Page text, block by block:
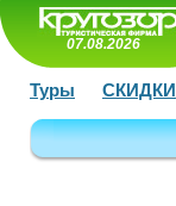
07.08.2026
Туры СКИДКИ